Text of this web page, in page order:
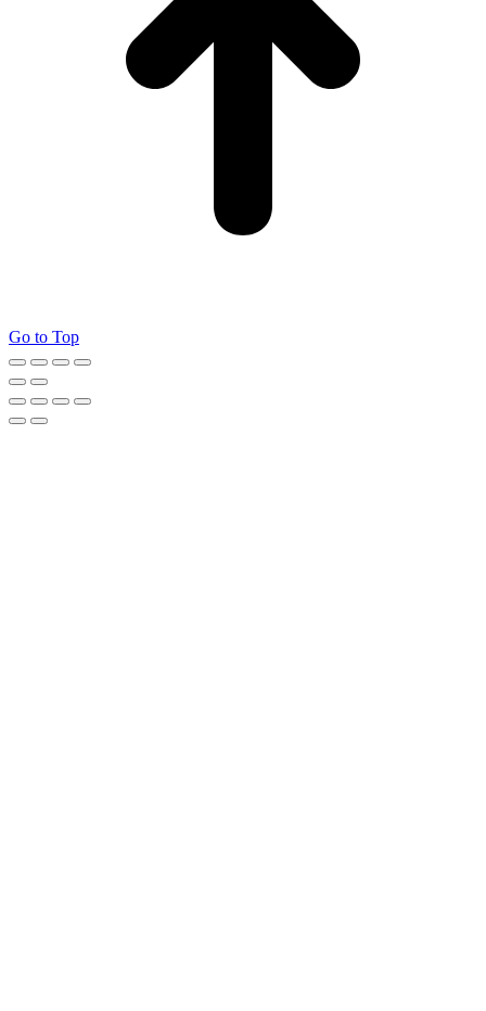
Go to Top